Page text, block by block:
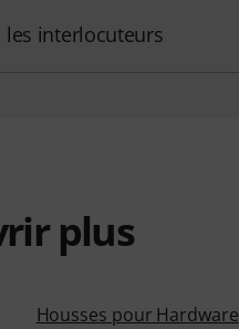
les interlocuteurs
plus
Housses pour Hardware